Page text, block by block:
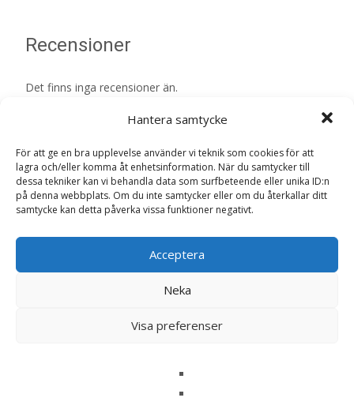
Hantera samtycke
För att ge en bra upplevelse använder vi teknik som cookies för att
lagra och/eller komma åt enhetsinformation. När du samtycker till
dessa tekniker kan vi behandla data som surfbeteende eller unika ID:n
på denna webbplats. Om du inte samtycker eller om du återkallar ditt
samtycke kan detta påverka vissa funktioner negativt.
Acceptera
Neka
Visa preferenser
Recensioner
Det finns inga recensioner än.
Bli först med att recensera ”Maxi Starter
Mother & Babydog Torrfoder för hund – 15
kg – Royal Canin”
Din e-postadress kommer inte publiceras. Obligatoriska fält
är märkta*